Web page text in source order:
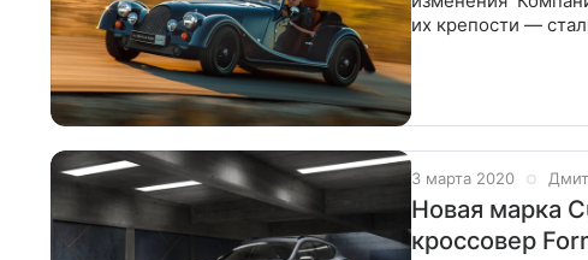
их крепости —
3 марта 2020
Новая марка
кроссовер